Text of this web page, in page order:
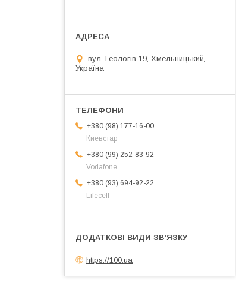
вул. Геологів 19, Хмельницький,
Україна
+380 (98) 177-16-00
Киевстар
+380 (99) 252-83-92
Vodafone
+380 (93) 694-92-22
Lifecell
https://100.ua